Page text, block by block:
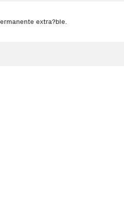
extra?ble.